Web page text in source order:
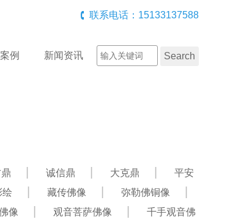
联系电话：15133137588
例 新闻资讯
诚信鼎 大克鼎
平安
绘 藏传佛像
弥勒佛铜像
像 观音菩萨佛像
千手观音佛